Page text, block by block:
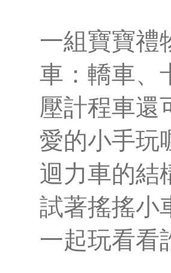
一組寶寶禮
車：轎車、
壓計程車還
愛的小手玩
迴力車的結
試著搖搖小
一起玩看看